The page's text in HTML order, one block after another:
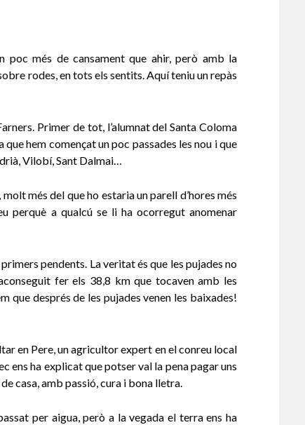
poc més de cansament que ahir, però amb la
rodes, en tots els sentits. Aquí teniu un repàs
Primer de tot, l’alumnat del Santa Coloma
hem començat un poc passades les nou i que
Vilobí, Sant Dalmai…
més del que ho estaria un parell d’hores més
perquè a qualcú se li ha ocorregut anomenar
pendents. La veritat és que les pujades no
fer els 38,8 km que tocaven amb les
que després de les pujades venen les baixades!
en Pere, un agricultor expert en el conreu local
ens ha explicat que potser val la pena pagar uns
casa, amb passió, cura i bona lletra.
per aigua, però a la vegada el terra ens ha